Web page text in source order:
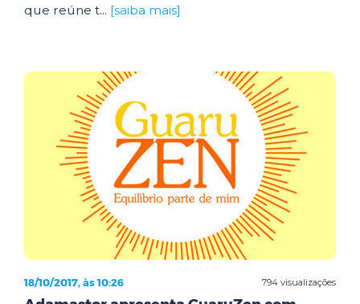
que reúne t... [saiba mais]
794 visualizações
18/10/2017, às 10:26